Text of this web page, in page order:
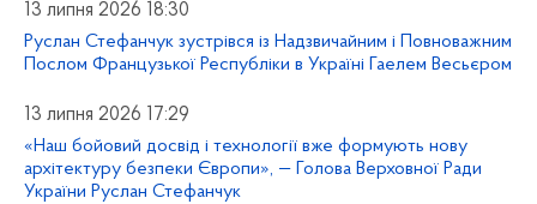
13 липня 2026 18:30
Руслан Стефанчук зустрівся із Надзвичайним і Повноважним
Послом Французької Республіки в Україні Гаелем Весьєром
13 липня 2026 17:29
«Наш бойовий досвід і технології вже формують нову
архітектуру безпеки Європи», — Голова Верховної Ради
України Руслан Стефанчук